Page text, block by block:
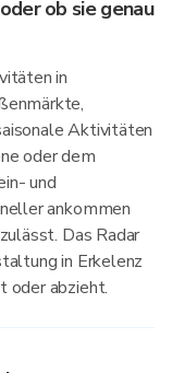
ob sie genau
in
Aktivitäten
oder dem
und
ankommen
Das Radar
in Erkelenz
oder abzieht.